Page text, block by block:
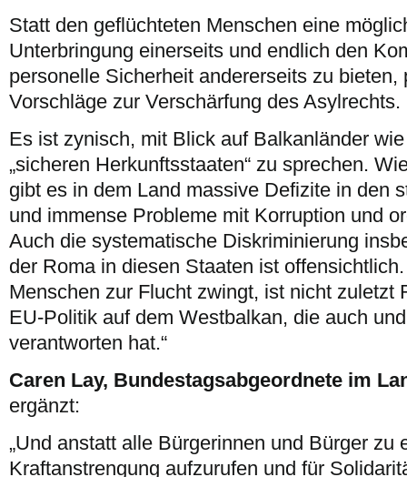
Statt den geflüchteten Menschen eine
Unterbringung einerseits und endlich den
personelle Sicherheit andererseits zu bieten,
Vorschläge zur Verschärfung des Asylrechts.
Es ist zynisch, mit Blick auf Balkanländer
„sicheren Herkunftsstaaten“ zu sprechen.
gibt es in dem Land massive Defizite in den
und immense Probleme mit Korruption und
Auch die systematische Diskriminierung
der Roma in diesen Staaten ist
Menschen zur Flucht zwingt, ist nicht zuletzt
EU-Politik auf dem Westbalkan, die auch
verantworten hat.“
Caren Lay, Bundestagsabgeordnete im
ergänzt:
„Und anstatt alle Bürgerinnen und Bürger zu
Kraftanstrengung aufzurufen und für